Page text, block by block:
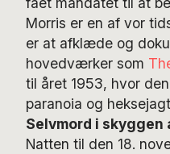
Morris er en af vor
er at afklæde og
hovedværker som
til året 1953, hvor
paranoia og
Selvmord i
Natten til den 18.